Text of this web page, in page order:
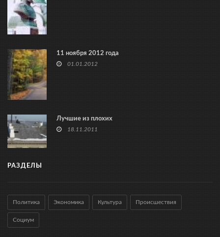
11 ноября 2012 года
01.01.2012
Лучшие из плохих
18.11.2011
РАЗДЕЛЫ
Политика Экономика Культура Происшествия
Социум